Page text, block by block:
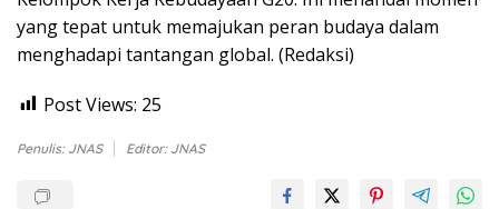
yang tepat untuk memajukan peran budaya dalam
menghadapi tantangan global. (Redaksi)
Post Views: 25
Penulis: JNAS Editor: JNAS